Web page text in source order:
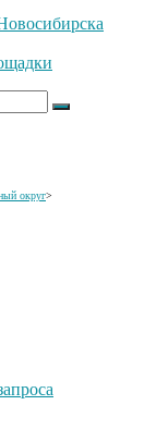
округ>